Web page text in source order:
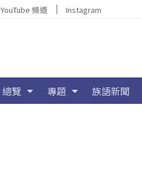
YouTube 頻道 Instagram
總覽 專題 族語新聞